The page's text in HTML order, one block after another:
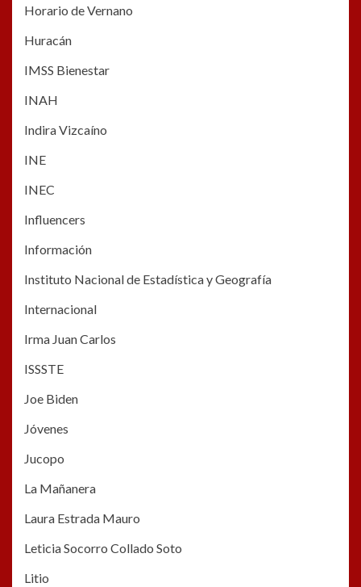
Horario de Vernano
Huracán
IMSS Bienestar
INAH
Indira Vizcaíno
INE
INEC
Influencers
Información
Instituto Nacional de Estadística y Geografía
Internacional
Irma Juan Carlos
ISSSTE
Joe Biden
Jóvenes
Jucopo
La Mañanera
Laura Estrada Mauro
Leticia Socorro Collado Soto
Litio